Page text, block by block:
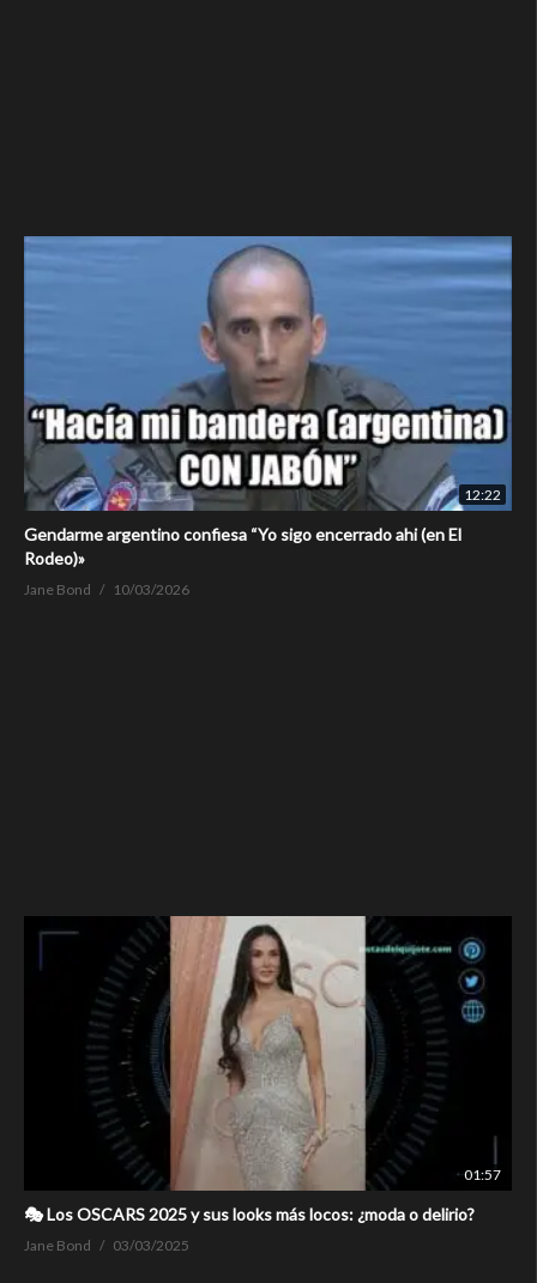
12:22
Gendarme argentino confiesa “Yo sigo encerrado ahi (en El
Rodeo)»
Jane Bond 10/03/2026
01:57
🎭 Los OSCARS 2025 y sus looks más locos: ¿moda o delirio?
Jane Bond 03/03/2025